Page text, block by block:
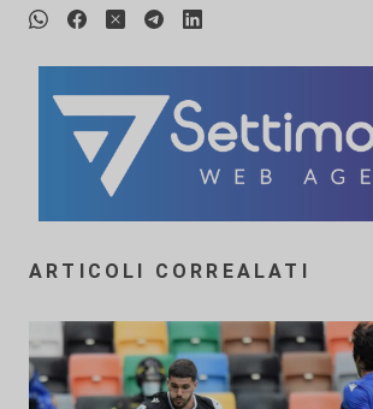
ARTICOLI CORREALATI